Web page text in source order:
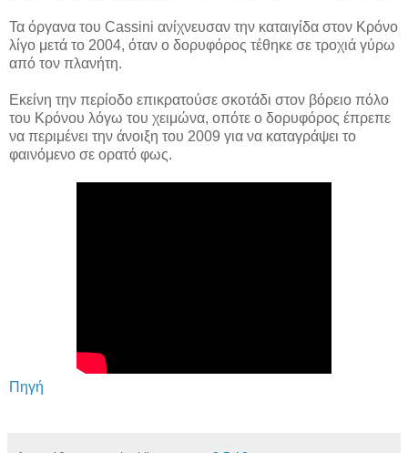
Τα όργανα του Cassini ανίχνευσαν την καταιγίδα στον Κρόνο
λίγο μετά το 2004, όταν ο δορυφόρος τέθηκε σε τροχιά γύρω
από τον πλανήτη.
Εκείνη την περίοδο επικρατούσε σκοτάδι στον βόρειο πόλο
του Κρόνου λόγω του χειμώνα, οπότε ο δορυφόρος έπρεπε
να περιμένει την άνοιξη του 2009 για να καταγράψει το
φαινόμενο σε ορατό φως.
Πηγή